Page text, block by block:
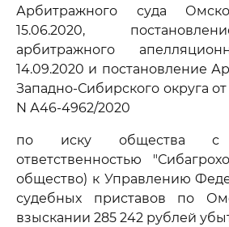
Арбитражного суда
15.06.2020,
арбитражного
14.09.2020 и постановление
Западно-Сибирского округа от
N А46-4962/2020
по иску общества с
ответственностью
общество) к Управлению
судебных приставов по
взыскании 285 242 рублей